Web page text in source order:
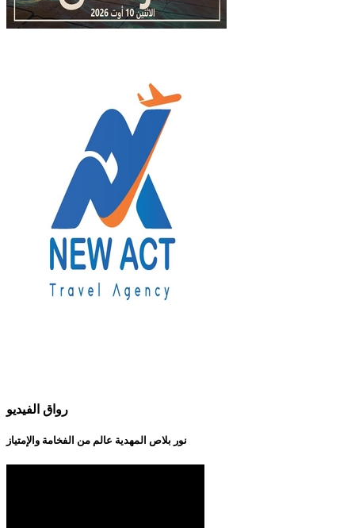
رواق الفيديو
نور بلاص المهدية عالم من الفخامة والإمتياز